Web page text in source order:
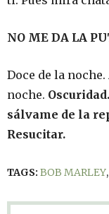
NO ME DA LA
Doce de la
noche.
sálvame de la
Resucitar.
TAGS: BOB MARLEY,